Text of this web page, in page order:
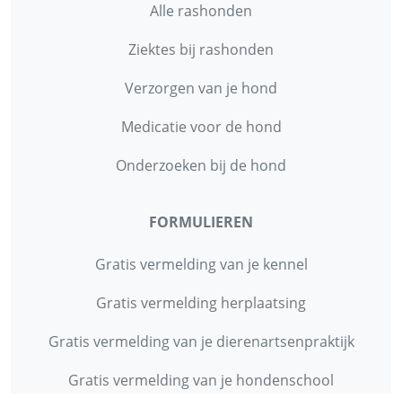
Alle rashonden
Ziektes bij rashonden
Verzorgen van je hond
Medicatie voor de hond
Onderzoeken bij de hond
FORMULIEREN
Gratis vermelding van je kennel
Gratis vermelding herplaatsing
Gratis vermelding van je dierenartsenpraktijk
Gratis vermelding van je hondenschool